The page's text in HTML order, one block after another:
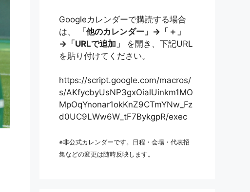
Googleカレンダーで購読する場合
は、
「他のカレンダー」→「＋」
→「URLで追加」
を開き、下記URL
を貼り付けてください。
https://script.google.com/macros/
s/AKfycbyUsNP3gxOialUinkm1MO
MpOqYnonar1okKnZ9CTmYNw_Fz
d0UC9LWw6W_tF7BykgpR/exec
※非公式カレンダーです。日程・会場・代表招
集などの変更は随時反映します。